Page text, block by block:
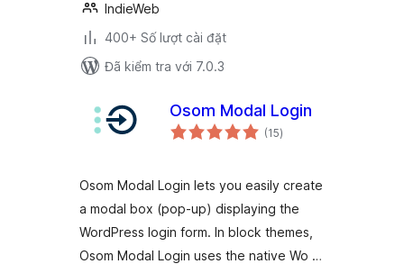
IndieWeb
400+ Số lượt cài đặt
Đã kiểm tra với 7.0.3
Osom Modal Login
(15tổng
đánh
)
Osom Modal Login lets you easily create
a modal box (pop-up) displaying the
WordPress login form. In block themes,
Osom Modal Login uses the native Wo …